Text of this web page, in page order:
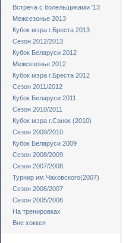
Встреча с болельщиками '13
Межсезонье 2013
Кубок мэра г.Бреста 2013
Сезон 2012/2013
Кубок Беларуси 2012
Межсезонье 2012
Кубок мэра г.Бреста 2012
Сезон 2011/2012
Кубок Беларуси 2011
Сезон 2010/2011
Кубок мэра г.Санок (2010)
Сезон 2009/2010
Кубок Беларуси 2009
Сезон 2008/2009
Сезон 2007/2008
Турнир им.Чаховского(2007)
Сезон 2006/2007
Сезон 2005/2006
На тренировках
Вне хоккея